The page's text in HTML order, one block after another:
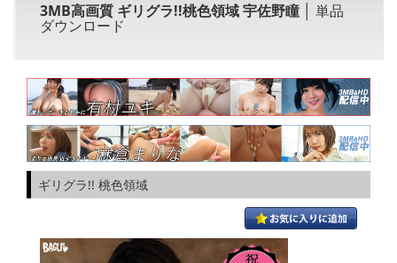
3MB高画質 ギリグラ!!桃色領域 宇佐野瞳 │ 単品
ダウンロード
ギリグラ!! 桃色領域